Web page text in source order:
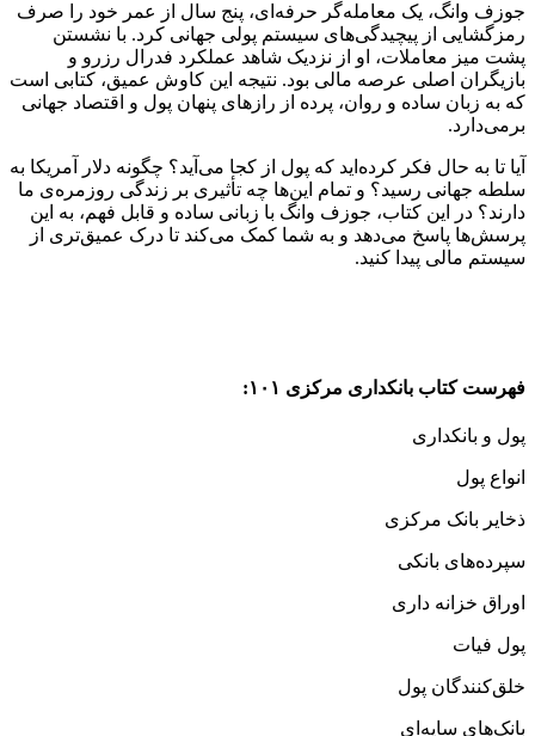
جوزف وانگ، یک معامله‌گر حرفه‌ای، پنج سال از عمر خود را صرف
رمزگشایی از پیچیدگی‌های سیستم پولی جهانی کرد. با نشستن
پشت میز معاملات، او از نزدیک شاهد عملکرد فدرال رزرو و
بازیگران اصلی عرصه مالی بود. نتیجه این کاوش عمیق، کتابی است
که به زبان ساده و روان، پرده از رازهای پنهان پول و اقتصاد جهانی
برمی‌دارد.
آیا تا به حال فکر کرده‌اید که پول از کجا می‌آید؟ چگونه دلار آمریکا به
سلطه جهانی رسید؟ و تمام این‌ها چه تأثیری بر زندگی روزمره‌ی ما
دارند؟ در این کتاب، جوزف وانگ با زبانی ساده و قابل فهم، به این
پرسش‌ها پاسخ می‌دهد و به شما کمک می‌کند تا درک عمیق‌تری از
سیستم مالی پیدا کنید.
فهرست کتاب بانکداری مرکزی ۱۰۱:
پول و بانکداری
انواع پول
ذخایر بانک مرکزی
سپرده‌های بانکی
اوراق خزانه داری
پول فیات
خلق‌کنندگان پول
بانک‌های سایه‌ای